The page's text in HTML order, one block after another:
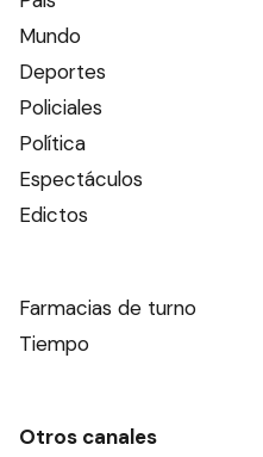
Mundo
Deportes
Policiales
Política
Espectáculos
Edictos
Farmacias de turno
Tiempo
Otros canales